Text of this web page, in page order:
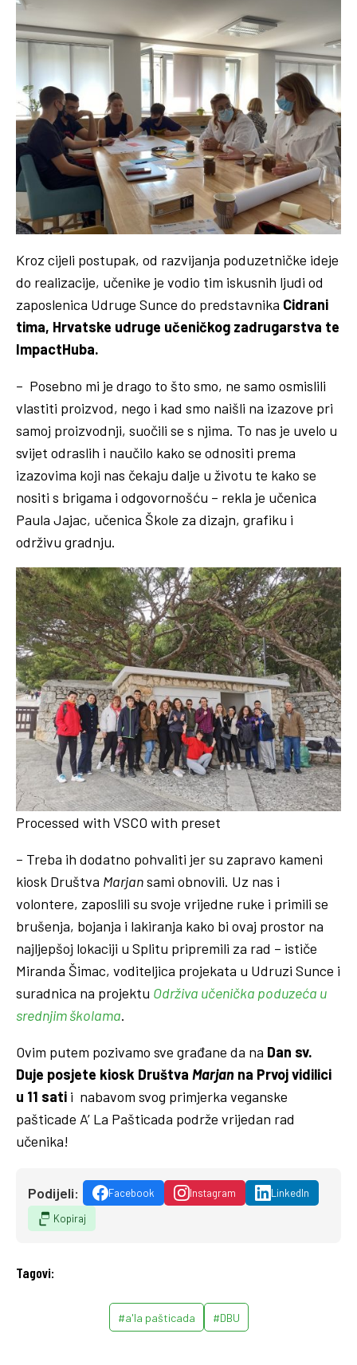
Kroz cijeli postupak, od razvijanja poduzetničke ideje
do realizacije, učenike je vodio tim iskusnih ljudi od
zaposlenica Udruge Sunce do predstavnika Cidrani
tima, Hrvatske udruge učeničkog zadrugarstva te
ImpactHuba.
– Posebno mi je drago to što smo, ne samo osmislili
vlastiti proizvod, nego i kad smo naišli na izazove pri
samoj proizvodnji, suočili se s njima. To nas je uvelo u
svijet odraslih i naučilo kako se odnositi prema
izazovima koji nas čekaju dalje u životu te kako se
nositi s brigama i odgovornošću – rekla je učenica
Paula Jajac, učenica Škole za dizajn, grafiku i
održivu gradnju.
Processed with VSCO with preset
– Treba ih dodatno pohvaliti jer su zapravo kameni
kiosk Društva Marjansami obnovili. Uz nas i
volontere, zaposlili su svoje vrijedne ruke i primili se
brušenja, bojanja i lakiranja kako bi ovaj prostor na
najljepšoj lokaciji u Splitu pripremili za rad – ističe
Miranda Šimac, voditeljica projekata u Udruzi Sunce i
suradnica na projektu Održiva učenička poduzeća u
srednjim školama.
Ovim putem pozivamo sve građane da na Dan sv.
Duje posjete kiosk Društva Marjan na Prvoj vidilici
u 11 sati i nabavom svog primjerka veganske
pašticade A’ La Pašticada podrže vrijedan rad
učenika!
Podijeli: Facebook Instagram
LinkedIn
Kopiraj
Tagovi:
#a'la pašticada #DBU